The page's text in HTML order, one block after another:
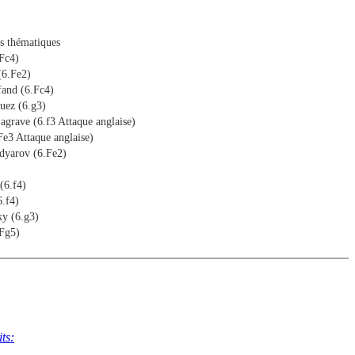
thématiques
(6.Fc4)
(6.g3)
(6.f3 Attaque anglaise)
Attaque anglaise)
(6.Fe2)
(6.g3)